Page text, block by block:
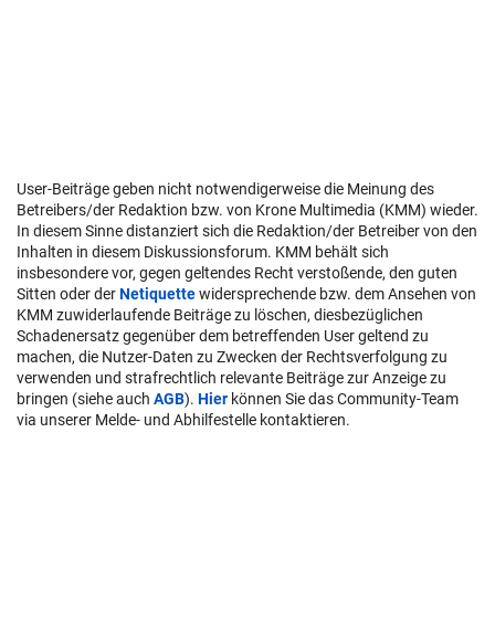
User-Beiträge geben nicht notwendigerweise die Meinung des
Betreibers/der Redaktion bzw. von Krone Multimedia (KMM) wieder.
In diesem Sinne distanziert sich die Redaktion/der Betreiber von den
Inhalten in diesem Diskussionsforum. KMM behält sich
insbesondere vor, gegen geltendes Recht verstoßende, den guten
Sitten oder derNetiquettewidersprechende bzw. dem Ansehen von
KMM zuwiderlaufende Beiträge zu löschen, diesbezüglichen
Schadenersatz gegenüber dem betreffenden User geltend zu
machen, die Nutzer-Daten zu Zwecken der Rechtsverfolgung zu
verwenden und strafrechtlich relevante Beiträge zur Anzeige zu
bringen (siehe auch AGB). Hier können Sie das Community-Team
via unserer Melde- und Abhilfestelle kontaktieren.